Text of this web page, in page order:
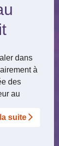
dans
à
des
au
suite­­